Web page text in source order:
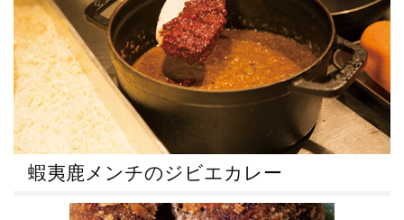
蝦夷鹿メンチのジビエカレー